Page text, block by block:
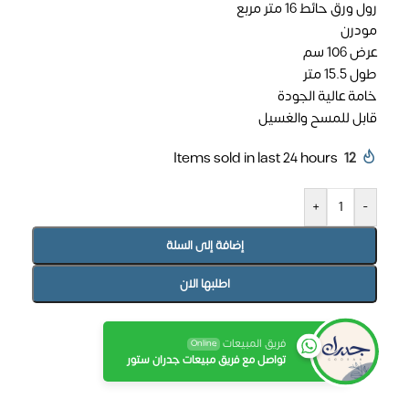
رول ورق حائط 16 متر مربع
مودرن
عرض 106 سم
طول 15.5 متر
خامة عالية الجودة
قابل للمسح والغسيل
12
Items sold in last 24 hours
-
+
إضافة إلى السلة
اطلبها الان
فريق المبيعات Online
تواصل مع فريق مبيعات جدران ستور